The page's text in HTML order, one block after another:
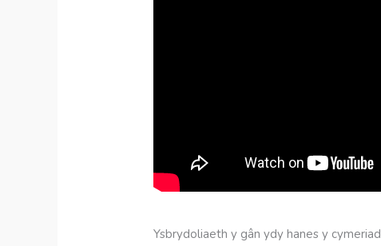
Ysbrydoliaeth y gân ydy hanes y cymeriad